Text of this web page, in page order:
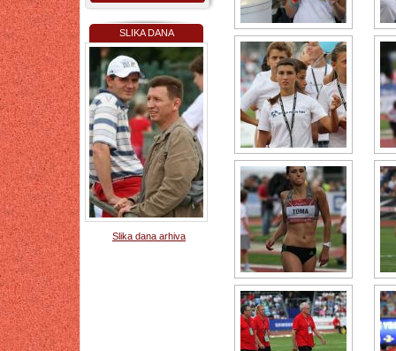
SLIKA DANA
Slika dana arhiva